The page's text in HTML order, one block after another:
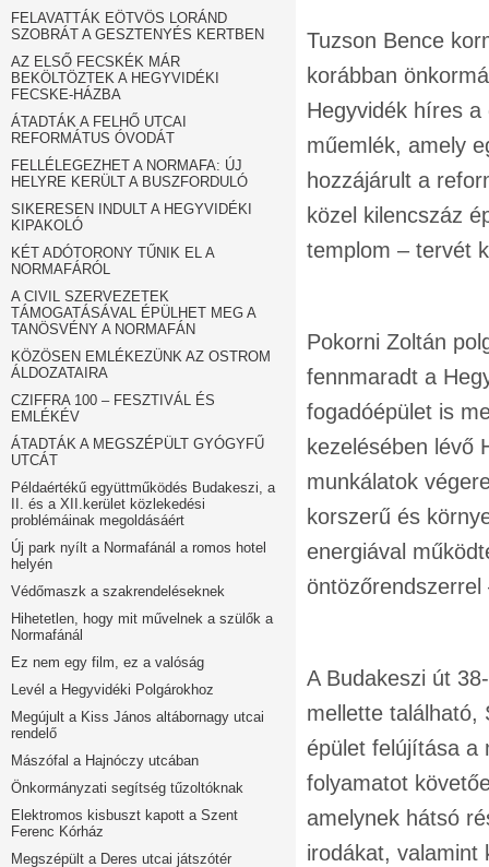
FELAVATTÁK EÖTVÖS LORÁND
SZOBRÁT A GESZTENYÉS KERTBEN
AZ ELSŐ FECSKÉK MÁR
BEKÖLTÖZTEK A HEGYVIDÉKI
FECSKE-HÁZBA
ÁTADTÁK A FELHŐ UTCAI
REFORMÁTUS ÓVODÁT
FELLÉLEGEZHET A NORMAFA: ÚJ
HELYRE KERÜLT A BUSZFORDULÓ
SIKERESEN INDULT A HEGYVIDÉKI
KIPAKOLÓ
KÉT ADÓTORONY TŰNIK EL A
NORMAFÁRÓL
A CIVIL SZERVEZETEK
TÁMOGATÁSÁVAL ÉPÜLHET MEG A
TANÖSVÉNY A NORMAFÁN
KÖZÖSEN EMLÉKEZÜNK AZ OSTROM
ÁLDOZATAIRA
CZIFFRA 100 – FESZTIVÁL ÉS
EMLÉKÉV
ÁTADTÁK A MEGSZÉPÜLT GYÓGYFŰ
UTCÁT
Példaértékű együttműködés Budakeszi, a
II. és a XII.kerület közlekedési
problémáinak megoldásáért
Új park nyílt a Normafánál a romos hotel
helyén
Védőmaszk a szakrendeléseknek
Hihetetlen, hogy mit művelnek a szülők a
Normafánál
Ez nem egy film, ez a valóság
Levél a Hegyvidéki Polgárokhoz
Megújult a Kiss János altábornagy utcai
rendelő
Mászófal a Hajnóczy utcában
Önkormányzati segítség tűzoltóknak
Elektromos kisbuszt kapott a Szent
Ferenc Kórház
Megszépült a Deres utcai játszótér
Tuzson Bence
korábban
Hegyvidék híres
műemlék, amely
hozzájárult a
közel kilencszáz
templom – tervét
Pokorni Zoltán
fennmaradt a
fogadóépület is
kezelésében lévő
munkálatok
korszerű és
energiával
A Budakeszi út
mellette található,
épület felújítása a
folyamatot
amelynek hátsó
irodákat, valamint